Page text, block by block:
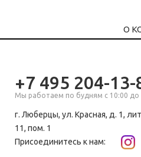
О
+7 495 204-13-
Мы работаем по будням с 10:00 до
г. Люберцы, ул. Красная, д. 1,
11, пом. 1
Присоединитесь к нам: